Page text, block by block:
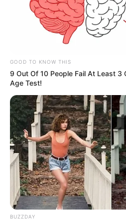
Estas personas se movilizaban
FCW797, la cual quedó
un vehículo de la policía de
accidente que horas antes se
de una víctima mortal.
La inspección judicial de los
GOOD TO KNOW THIS
9 Out Of 10 People Fail At Least 3
Age Test!
BUZZDAY